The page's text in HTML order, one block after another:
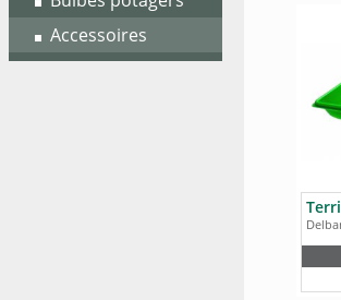
Accessoires